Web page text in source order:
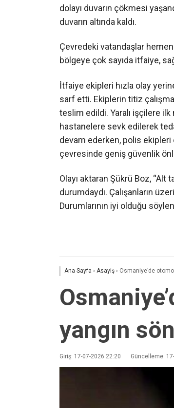
dolayı duvarın çökmesi
duvarın altında kaldı.
Çevredeki vatandaşlar
bölgeye çok sayıda itfaiye,
İtfaiye ekipleri hızla olay
sarf etti. Ekiplerin titiz
teslim edildi. Yaralı işçilere
hastanelere sevk edilerek
devam ederken, polis ekipleri
çevresinde geniş güvenlik
Olayı aktaran Şükrü Boz, “Alt
durumdaydı. Çalışanların
Durumlarının iyi olduğu
Ana Sayfa › Asayiş › Osmaniye’de
yangın
Giriş: 17-07-2026 22:20 Güncelleme: